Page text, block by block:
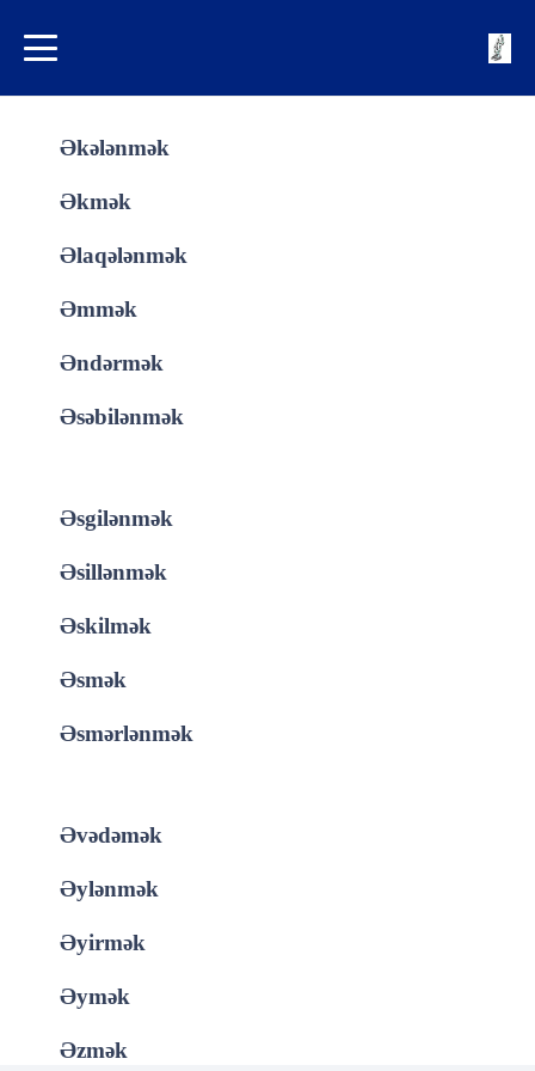
Əkələnmək
Əkmək
Əlaqələnmək
Əmmək
Əndərmək
Əsəbilənmək
Əsgilənmək
Əsillənmək
Əskilmək
Əsmək
Əsmərlənmək
Əvədəmək
Əylənmək
Əyirmək
Əymək
Əzmək